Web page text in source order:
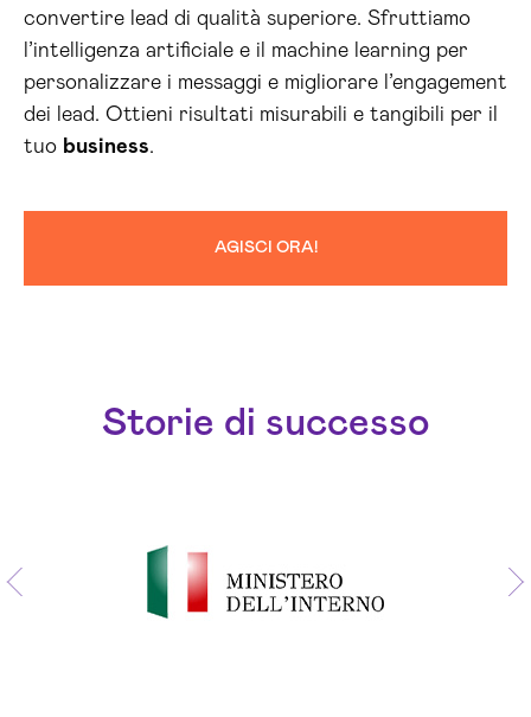
convertire lead di qualità superiore. Sfruttiamo
l’intelligenza artificiale e il machine learning per
personalizzare i messaggi e migliorare l’engagement
dei lead. Ottieni risultati misurabili e tangibili per il
tuo business.
AGISCI ORA!
Storie di successo